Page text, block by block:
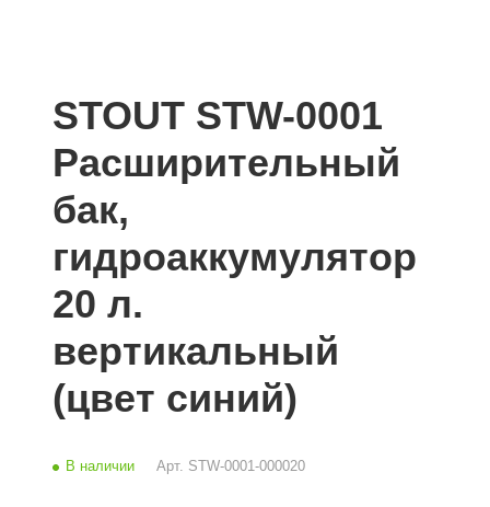
STOUT STW-0001
Расширительный
бак,
гидроаккумулятор
20 л.
вертикальный
(цвет синий)
В наличии Арт. STW-0001-000020